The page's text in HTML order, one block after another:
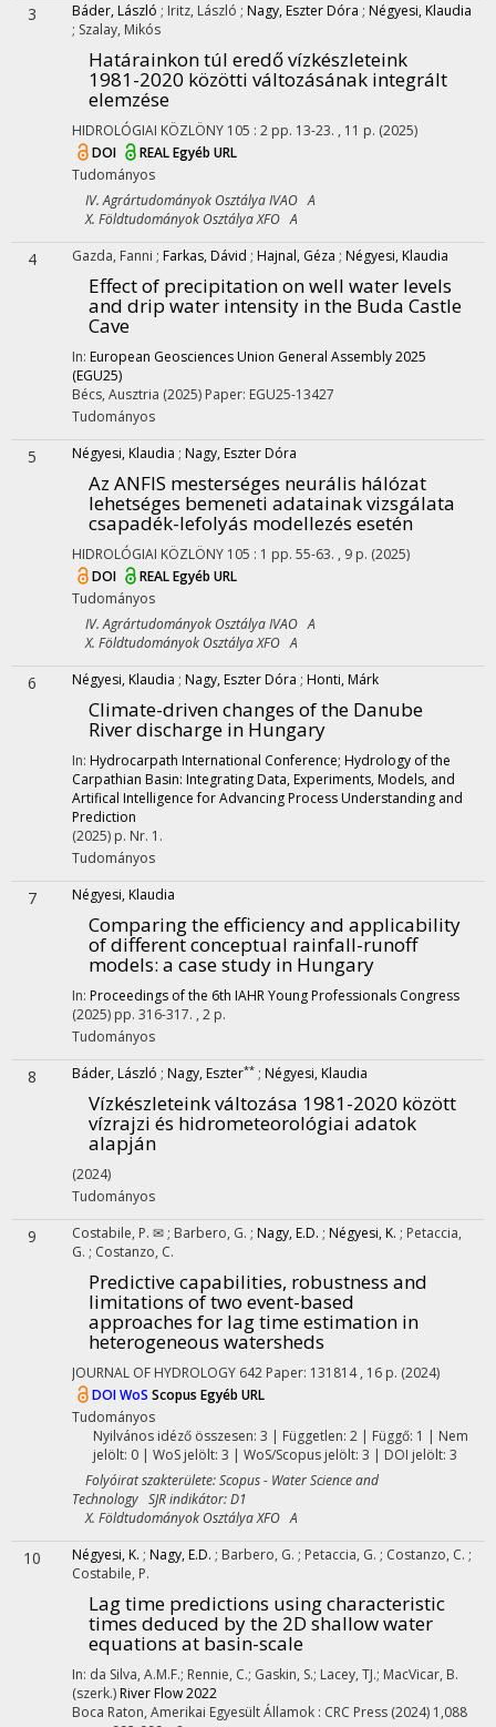
3 Báder, László ; Iritz, László ; Nagy, Eszter Dóra ; Négyesi, Klaudia
; Szalay, Mikós
Határainkon túl eredő vízkészleteink
1981-2020 közötti változásának integrált
elemzése
HIDROLÓGIAI KÖZLÖNY 105 : 2 pp. 13-23. , 11 p. (2025)
DOI
REALEgyéb URL
Tudományos
IV. Agrártudományok Osztálya IVAO A
X. Földtudományok Osztálya XFO A
4 Gazda, Fanni ; Farkas, Dávid ; Hajnal, Géza ; Négyesi, Klaudia
Effect of precipitation on well water levels
and drip water intensity in the Buda Castle
Cave
In: European Geosciences Union General Assembly 2025
(EGU25)
Bécs, Ausztria (2025) Paper: EGU25-13427
Tudományos
5 Négyesi, Klaudia ; Nagy, Eszter Dóra
Az ANFIS mesterséges neurális hálózat
lehetséges bemeneti adatainak vizsgálata
csapadék-lefolyás modellezés esetén
HIDROLÓGIAI KÖZLÖNY 105 : 1 pp. 55-63. , 9 p. (2025)
DOI
REALEgyéb URL
Tudományos
IV. Agrártudományok Osztálya IVAO A
X. Földtudományok Osztálya XFO A
6 Négyesi, Klaudia ; Nagy, Eszter Dóra ; Honti, Márk
Climate-driven changes of the Danube
River discharge in Hungary
In: Hydrocarpath International Conference; Hydrology of the
Carpathian Basin: Integrating Data, Experiments, Models, and
Artifical Intelligence for Advancing Process Understanding and
Prediction
(2025) p. Nr. 1.
Tudományos
7 Négyesi, Klaudia
Comparing the efficiency and applicability
of different conceptual rainfall-runoff
models: a case study in Hungary
In: Proceedings of the 6th IAHR Young Professionals Congress
(2025) pp. 316-317. , 2 p.
Tudományos
8 Báder, László ; Nagy, Eszter** ; Négyesi, Klaudia
Vízkészleteink változása 1981-2020 között
vízrajzi és hidrometeorológiai adatok
alapján
(2024)
Tudományos
9 Costabile, P. ✉ ; Barbero, G. ; Nagy, E.D. ; Négyesi, K. ; Petaccia,
G. ; Costanzo, C.
Predictive capabilities, robustness and
limitations of two event-based
approaches for lag time estimation in
heterogeneous watersheds
JOURNAL OF HYDROLOGY 642 Paper: 131814 , 16 p. (2024)
DOIWoS Scopus Egyéb URL
Tudományos
Nyilvános idéző összesen: 3 | Független: 2 | Függő: 1 | Nem
jelölt: 0 | WoS jelölt: 3 | WoS/Scopus jelölt: 3 | DOI jelölt: 3
Folyóirat szakterülete: Scopus - Water Science and
Technology SJR indikátor: D1
X. Földtudományok Osztálya XFO A
10 Négyesi, K. ; Nagy, E.D. ; Barbero, G. ; Petaccia, G. ; Costanzo, C. ;
Costabile, P.
Lag time predictions using characteristic
times deduced by the 2D shallow water
equations at basin-scale
In: da Silva, A.M.F.; Rennie, C.; Gaskin, S.; Lacey, TJ.; MacVicar, B.
(szerk.) River Flow 2022
Boca Raton, Amerikai Egyesült Államok : CRC Press (2024) 1,088